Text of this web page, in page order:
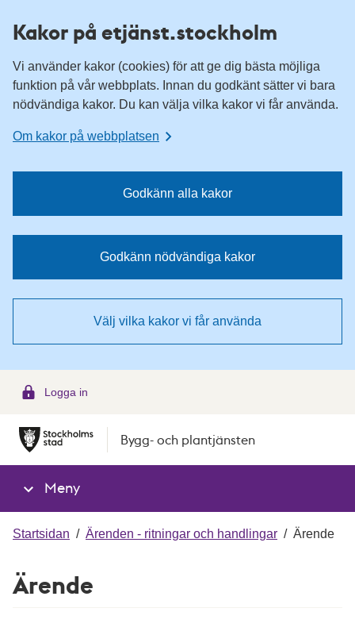
Kakor på etjänst.stockholm
Vi använder kakor (cookies) för att ge dig bästa möjliga
funktion på vår webbplats. Innan du godkänt sätter vi bara
nödvändiga kakor. Du kan välja vilka kakor vi får använda.
Om kakor på webbplatsen
Godkänn alla kakor
Godkänn nödvändiga kakor
Välj vilka kakor vi får använda
Logga in
Bygg- och plantjänsten
Meny
Startsidan / Ärenden - ritningar och handlingar / Ärende
Ärende